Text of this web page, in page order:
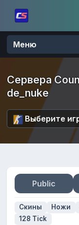
Меню
Сервера
de_nuke
Public
Скины Ножи
128 Tick